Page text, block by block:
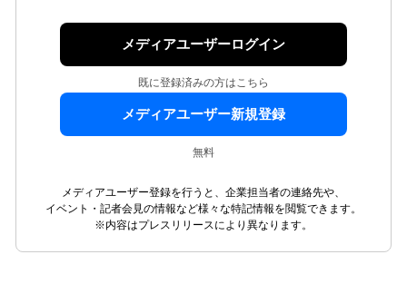
メディアユーザーログイン
既に登録済みの方はこちら
メディアユーザー新規登録
無料
メディアユーザー登録を行うと、企業担当者の連絡先や、
イベント・記者会見の情報など様々な特記情報を閲覧できます。
※内容はプレスリリースにより異なります。